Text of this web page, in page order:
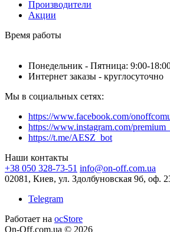
Производители
Акции
Время работы
Понедельник - Пятница: 9:00-
Интернет заказы - круглосуточно
Мы в социальных сетях:
https://www.facebook.com/
https://www.instagram.com/
https://t.me/AESZ_bot
Наши контакты
+38 050 328-73-51 info@on-off.com.ua
02081, Киев, ул. Здолбуновская 9б, оф.
Telegram
Работает на ocStore
On-Off.com.ua © 2026